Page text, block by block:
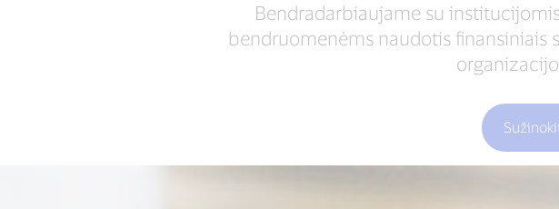
Bendradarbiaujame su
bendruomenėms naudotis finansiniais